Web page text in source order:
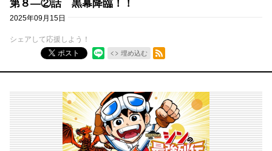
第８—②話 黒幕降臨！！
2025年09月15日
シェアして応援しよう！
ポスト
埋め込む
RSSフィード